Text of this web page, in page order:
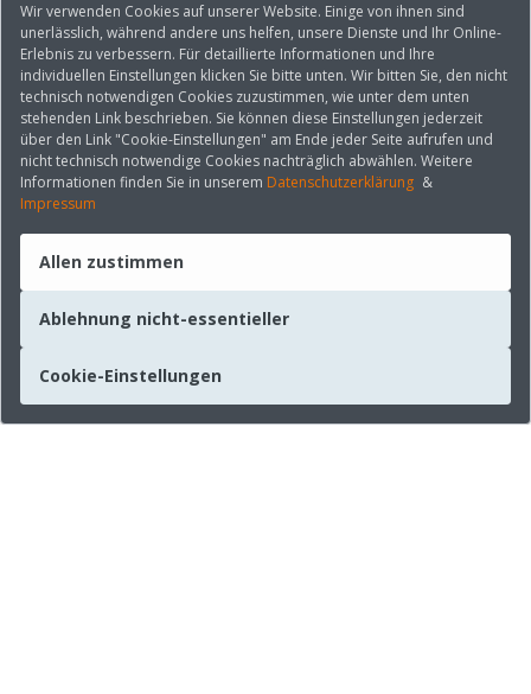
Wir verwenden Cookies auf unserer Website. Einige von ihnen sind
unerlässlich, während andere uns helfen, unsere Dienste und Ihr Online-
Erlebnis zu verbessern. Für detaillierte Informationen und Ihre
individuellen Einstellungen klicken Sie bitte unten. Wir bitten Sie, den nicht
technisch notwendigen Cookies zuzustimmen, wie unter dem unten
stehenden Link beschrieben. Sie können diese Einstellungen jederzeit
über den Link "Cookie-Einstellungen" am Ende jeder Seite aufrufen und
nicht technisch notwendige Cookies nachträglich abwählen. Weitere
Informationen finden Sie in unserem Datenschutzerklärung &
Impressum
Allen zustimmen
Ablehnung nicht-essentieller
Cookie-Einstellungen